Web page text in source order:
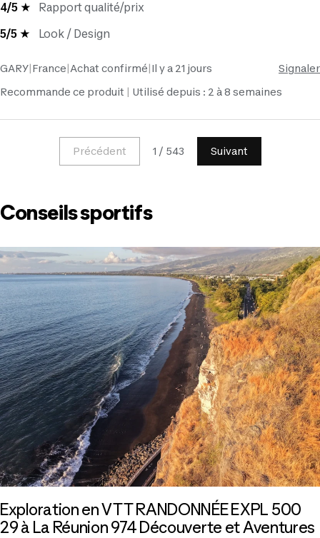
4/5 ★
Rapport qualité/prix
5/5 ★
Look / Design
GARY|France|Achat confirmé|Il y a 21 jours
Signaler
Recommande ce produit
Utilisé depuis : 2 à 8 semaines
Précédent 1 / 543 Suivant
Conseils sportifs
Exploration en VTT RANDONNÉE EXPL 500
29 à La Réunion 974 Découverte et Aventures